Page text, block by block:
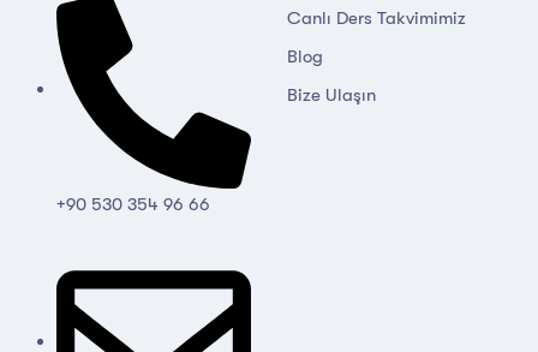
+90 530 354 96 66
Canlı Ders Takvimimiz
Blog
Bize Ulaşın